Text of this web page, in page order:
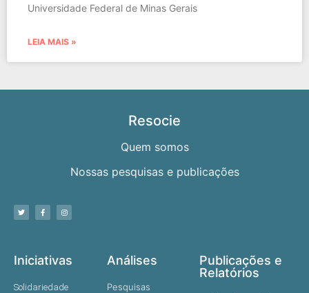
Universidade Federal de Minas Gerais
LEIA MAIS »
Resocie
Quem somos
Nossas pesquisas e publicações
Iniciativas
Solidariedade
Análises
Pesquisas
Publicações e
Relatórios